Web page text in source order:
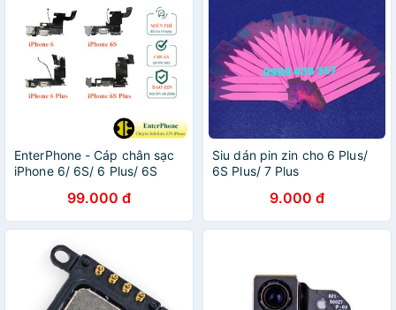
EnterPhone - Cáp chân sạc
iPhone 6/ 6S/ 6 Plus/ 6S
99.000 đ
Siu dán pin zin cho 6 Plus/
6S Plus/ 7 Plus
9.000 đ